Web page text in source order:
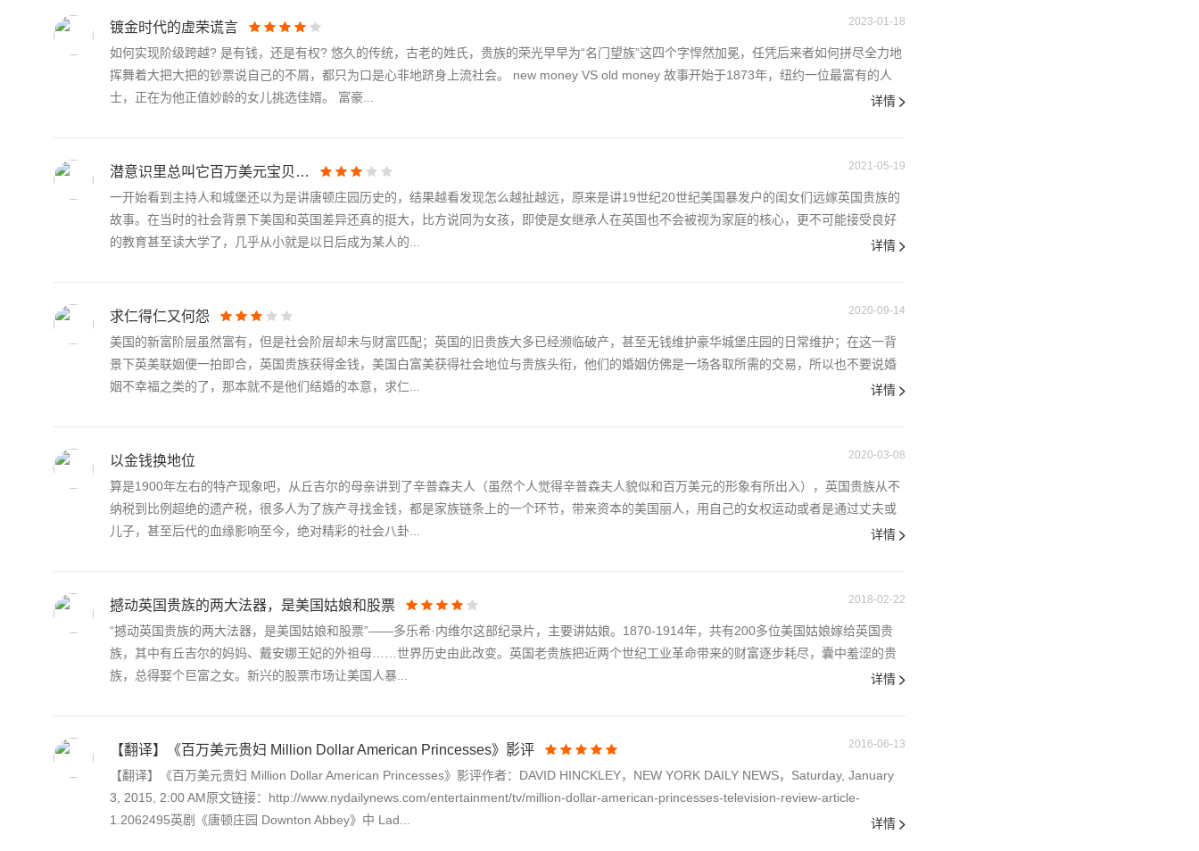
镀金时代的虚荣谎言 2023-01-18
如何实现阶级跨越? 是有钱，还是有权? 悠久的传统，古老的姓氏，贵族的荣光早早为“名门望族”这四个字悍然加冕，任凭后来者如何拼尽全力地
挥舞着大把大把的钞票说自己的不屑，都只为口是心非地跻身上流社会。 new money VS old money 故事开始于1873年，纽约一位最富有的人
士，正在为他正值妙龄的女儿挑选佳婿。 富豪...
详情
潜意识里总叫它百万美元宝贝… 2021-05-19
一开始看到主持人和城堡还以为是讲唐顿庄园历史的，结果越看发现怎么越扯越远，原来是讲19世纪20世纪美国暴发户的闺女们远嫁英国贵族的
故事。在当时的社会背景下美国和英国差异还真的挺大，比方说同为女孩，即使是女继承人在英国也不会被视为家庭的核心，更不可能接受良好
的教育甚至读大学了，几乎从小就是以日后成为某人的...
详情
求仁得仁又何怨 2020-09-14
美国的新富阶层虽然富有，但是社会阶层却未与财富匹配；英国的旧贵族大多已经濒临破产，甚至无钱维护豪华城堡庄园的日常维护；在这一背
景下英美联姻便一拍即合，英国贵族获得金钱，美国白富美获得社会地位与贵族头衔，他们的婚姻仿佛是一场各取所需的交易，所以也不要说婚
姻不幸福之类的了，那本就不是他们结婚的本意，求仁...
详情
以金钱换地位 2020-03-08
算是1900年左右的特产现象吧，从丘吉尔的母亲讲到了辛普森夫人（虽然个人觉得辛普森夫人貌似和百万美元的形象有所出入），英国贵族从不
纳税到比例超绝的遗产税，很多人为了族产寻找金钱，都是家族链条上的一个环节，带来资本的美国丽人，用自己的女权运动或者是通过丈夫或
儿子，甚至后代的血缘影响至今，绝对精彩的社会八卦...
详情
撼动英国贵族的两大法器，是美国姑娘和股票 2018-02-22
“撼动英国贵族的两大法器，是美国姑娘和股票”——多乐希·内维尔这部纪录片，主要讲姑娘。1870-1914年，共有200多位美国姑娘嫁给英国贵
族，其中有丘吉尔的妈妈、戴安娜王妃的外祖母……世界历史由此改变。英国老贵族把近两个世纪工业革命带来的财富逐步耗尽，囊中羞涩的贵
族，总得娶个巨富之女。新兴的股票市场让美国人暴...
详情
【翻译】《百万美元贵妇 Million Dollar American Princesses》影评 2016-06-13
【翻译】《百万美元贵妇 Million Dollar American Princesses》影评作者：DAVID HINCKLEY，NEW YORK DAILY NEWS，Saturday, January
3, 2015, 2:00 AM原文链接：http://www.nydailynews.com/entertainment/tv/million-dollar-american-princesses-television-review-article-
1.2062495英剧《唐顿庄园 Downton Abbey》中 Lad...
详情